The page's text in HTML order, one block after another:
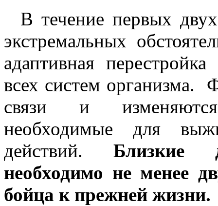
В течение первых
экстремальных
адаптивная
всех систем организма.
связи и
необходимые для
действий. Близкие
необходимо не менее
бойца к прежней жизни.